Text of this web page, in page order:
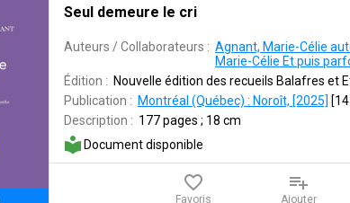
Seul demeure le cri
Auteurs / Collaborateurs : Agnant, Marie-Célie
Marie-Célie Et puis
Édition : Nouvelle édition des recueils Balafres et
Publication : Montréal (Québec) : Noroît, [2025] [
Description : 177 pages ; 18 cm
local_library Document disponible
favorite_border
Favoris
playlist_add
Ajouter